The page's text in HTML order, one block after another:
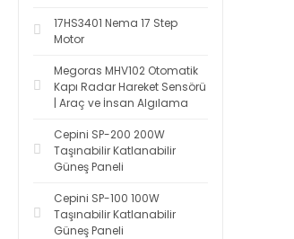
17HS3401 Nema 17 Step
Motor
Megoras MHV102 Otomatik
Kapı Radar Hareket Sensörü
| Araç ve İnsan Algılama
Cepini SP-200 200W
Taşınabilir Katlanabilir
Güneş Paneli
Cepini SP-100 100W
Taşınabilir Katlanabilir
Güneş Paneli